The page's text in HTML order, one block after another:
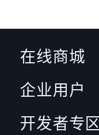
在线商城
企业用户
开发者专区